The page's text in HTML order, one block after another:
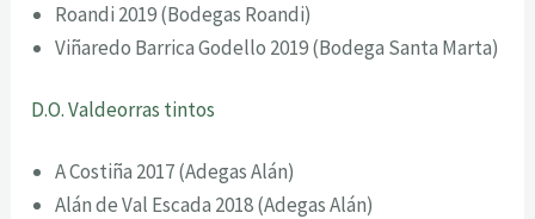
Roandi 2019 (Bodegas Roandi)
Viñaredo Barrica Godello 2019 (Bodega Santa Marta)
D.O. Valdeorras tintos
A Costiña 2017 (Adegas Alán)
Alán de Val Escada 2018 (Adegas Alán)